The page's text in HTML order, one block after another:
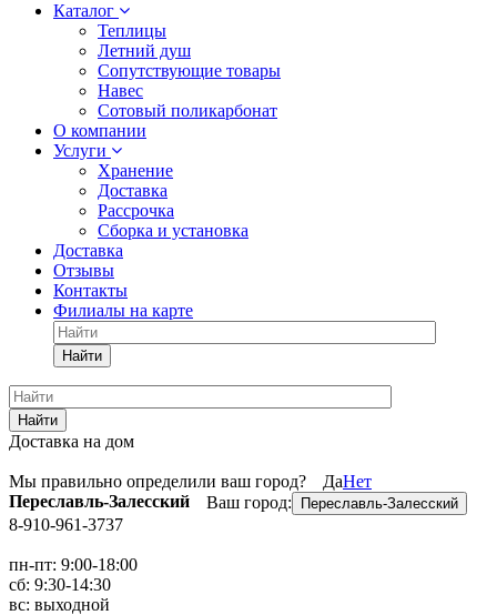
Каталог
Теплицы
Летний душ
Сопутствующие товары
Навес
Сотовый поликарбонат
О компании
Услуги
Хранение
Доставка
Рассрочка
Сборка и установка
Доставка
Отзывы
Контакты
Филиалы на карте
Найти
Найти
Доставка на дом
Мы правильно определили ваш город?
Переславль-Залесский
ДаНет
Ваш город:
Переславль-Залесский
8-910-961-3737
пн-пт: 9:00-18:00
сб: 9:30-14:30
вс: выходной